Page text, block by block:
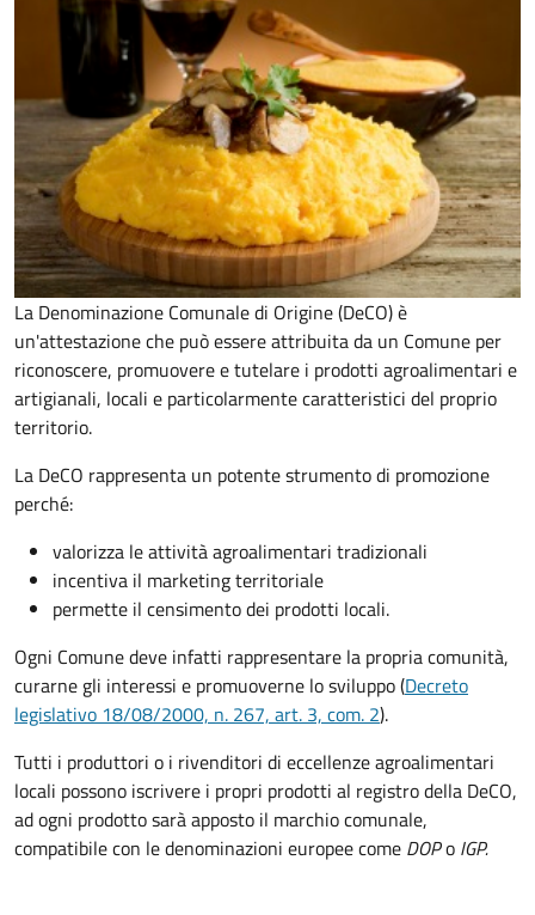
La Denominazione Comunale di Origine (DeCO) è
un'attestazione che può essere attribuita da un Comune per
riconoscere, promuovere e tutelare i prodotti agroalimentari e
artigianali, locali e particolarmente caratteristici del proprio
territorio.
La DeCO rappresenta un potente strumento di promozione
perché:
valorizza le attività agroalimentari tradizionali
incentiva il marketing territoriale
permette il censimento dei prodotti locali.
Ogni Comune deve infatti rappresentare la propria comunità,
curarne gli interessi e promuoverne lo sviluppo (Decreto
legislativo 18/08/2000, n. 267, art. 3, com. 2).
Tutti i produttori o i rivenditori di eccellenze agroalimentari
locali possono iscrivere i propri prodotti al registro della DeCO,
ad ogni prodotto sarà apposto il marchio comunale,
compatibile con le denominazioni europee come DOPo IGP.